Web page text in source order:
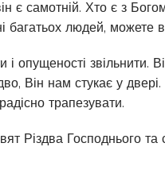
є самотній. Хто є з
багатьох людей, можете
опущеності звільнити.
Він нам стукає у
трапезувати.
Різдва Господнього та